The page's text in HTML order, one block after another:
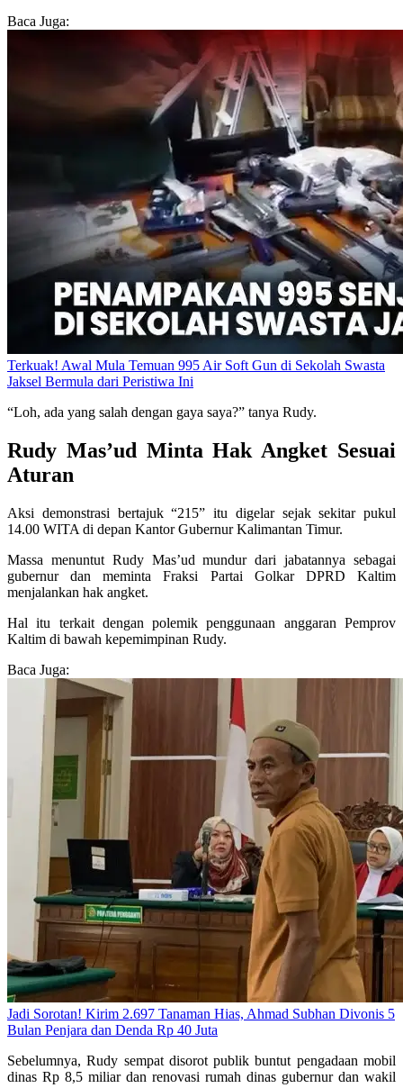
Baca Juga:
Terkuak! Awal Mula Temuan 995 Air Soft Gun di Sekolah Swasta
Jaksel Bermula dari Peristiwa Ini
“Loh, ada yang salah dengan gaya saya?” tanya Rudy.
Rudy Mas’ud Minta Hak Angket Sesuai
Aturan
Aksi demonstrasi bertajuk “215” itu digelar sejak sekitar pukul
14.00 WITA di depan Kantor Gubernur Kalimantan Timur.
Massa menuntut Rudy Mas’ud mundur dari jabatannya sebagai
gubernur dan meminta Fraksi Partai Golkar DPRD Kaltim
menjalankan hak angket.
Hal itu terkait dengan polemik penggunaan anggaran Pemprov
Kaltim di bawah kepemimpinan Rudy.
Baca Juga:
Jadi Sorotan! Kirim 2.697 Tanaman Hias, Ahmad Subhan Divonis 5
Bulan Penjara dan Denda Rp 40 Juta
Sebelumnya, Rudy sempat disorot publik buntut pengadaan mobil
dinas Rp 8,5 miliar dan renovasi rumah dinas gubernur dan wakil